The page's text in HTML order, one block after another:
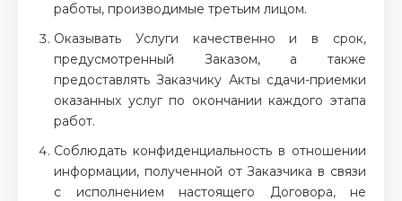
работы, производимые третьим лицом.
Оказывать Услуги качественно и в срок,
предусмотренный Заказом, а также
предоставлять Заказчику Акты сдачи-приемки
оказанных услуг по окончании каждого этапа
работ.
Соблюдать конфиденциальность в отношении
информации, полученной от Заказчика в связи
с исполнением настоящего Договора, не